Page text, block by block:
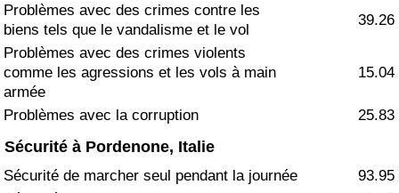
Problèmes avec des crimes contre les
biens tels que le vandalisme et le vol
39.26
Problèmes avec des crimes violents
comme les agressions et les vols à main
armée
15.04
Problèmes avec la corruption 25.83
Sécurité à Pordenone, Italie
Sécurité de marcher seul pendant la journée
93.95
Indice de pollution
Indice de Pollution par Pays
Trafic
Indice de Trafic